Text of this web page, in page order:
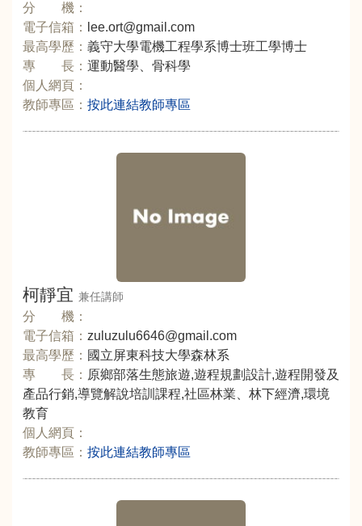
分 機：
電子信箱：
lee.ort@gmail.com
最高學歷： 義守大學電機工程學系博士班工學博士
專 長： 運動醫學、骨科學
個人網頁：
教師專區： 按此連結教師專區
柯靜宜 兼任講師
分 機：
電子信箱： zuluzulu6646@gmail.com
最高學歷： 國立屏東科技大學森林系
專 長： 原鄉部落生態旅遊,遊程規劃設計,遊程開發及
產品行銷,導覽解說培訓課程,社區林業、林下經濟,環境
教育
個人網頁：
教師專區： 按此連結教師專區